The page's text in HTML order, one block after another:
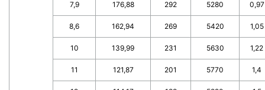
7,9 176,88 292 5280 0,97
8,6 162,94 269 5420 1,05
10 139,99 231 5630 1,22
11 121,87 201 5770 1,4